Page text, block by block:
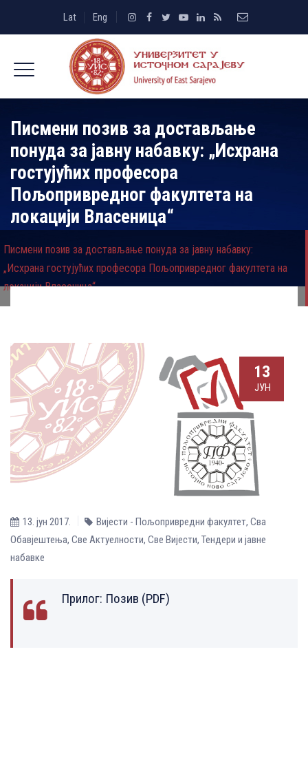
Lat Eng
Писмени позив за достављање
понуда за јавну набавку: „Исхрана
гостујућих професора
Пољопривредног факултета на
локацији Власеница“
Писмени позив за достављање понуда за јавну набавку:
„Исхрана гостујућих професора Пољопривредног факултета на
локацији Власеница“
13
ЈУН
13. јун 2017. Вијести - Пољопривредни факултет, Сва
Обавјештења, Све Aктуелности, Све Вијести, Тендери и јавне
набавке
Прилог: Позив (PDF)